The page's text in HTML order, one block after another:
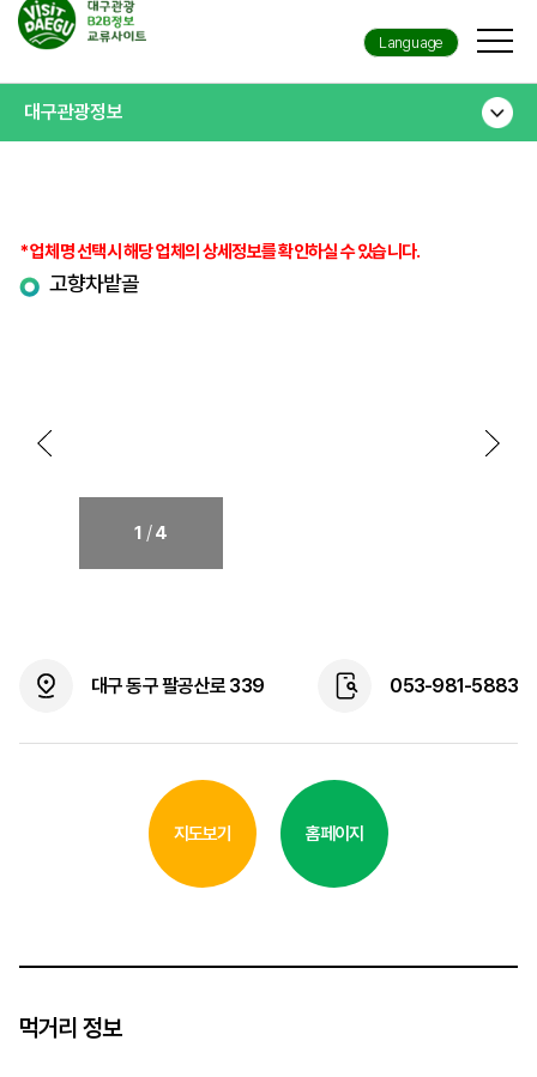
Language
대구관광정보
* 업체명 선택시 해당 업체의 상세정보를 확인하실 수 있습니다.
고향차밭골
1 /4
대구 동구 팔공산로 339 053-981-5883
지도보기 홈페이지
먹거리 정보